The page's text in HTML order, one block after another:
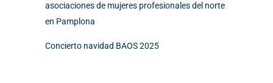
asociaciones de mujeres profesionales del norte
en Pamplona
Concierto navidad BAOS 2025